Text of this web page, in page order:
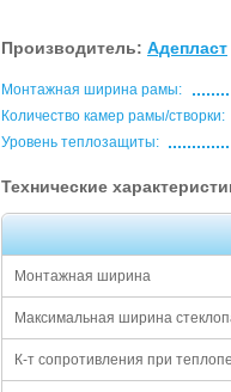
Производитель: Адепласт
Монтажная ширина рамы:
Количество камер рамы/створки:
Уровень теплозащиты:
Технические
Монтажная ширина
Максимальная ширина
К-т сопротивления при